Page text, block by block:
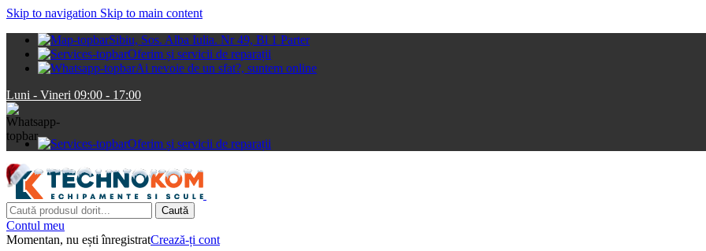
Skip to navigation Skip to main content
Sibiu, Sos. Alba Iulia. Nr 49, Bl 1 Parter
Oferim și servicii de reparații
Ai nevoie de un sfat?, suntem online
Luni - Vineri 09:00 - 17:00
Oferim și servicii de reparații
Caută
Contul meu
Momentan, nu ești înregistratCrează-ți cont